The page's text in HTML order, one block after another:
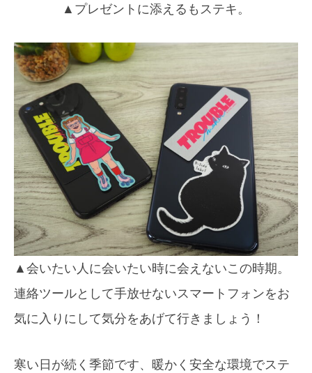
▲プレゼントに添えるもステキ。
▲会いたい人に会いたい時に会えないこの時期。
連絡ツールとして手放せないスマートフォンをお
気に入りにして気分をあげて行きましょう！
寒い日が続く季節です、暖かく安全な環境でステ